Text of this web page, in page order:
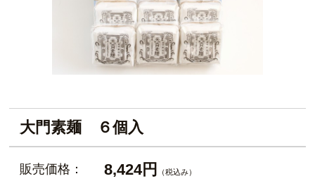
大門素麺 ６個入
販売価格： 8,424円 （税込み）